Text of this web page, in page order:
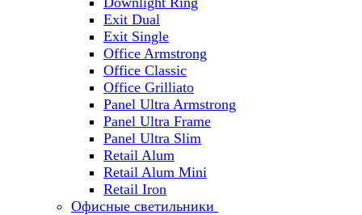
Exit Dual
Exit Single
Office Armstrong
Office Classic
Office Grilliato
Panel Ultra Armstrong
Panel Ultra Frame
Panel Ultra Slim
Retail Alum
Retail Alum Mini
Retail Iron
Офисные светильники